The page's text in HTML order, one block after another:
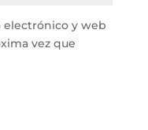
electrónico y web
vez que